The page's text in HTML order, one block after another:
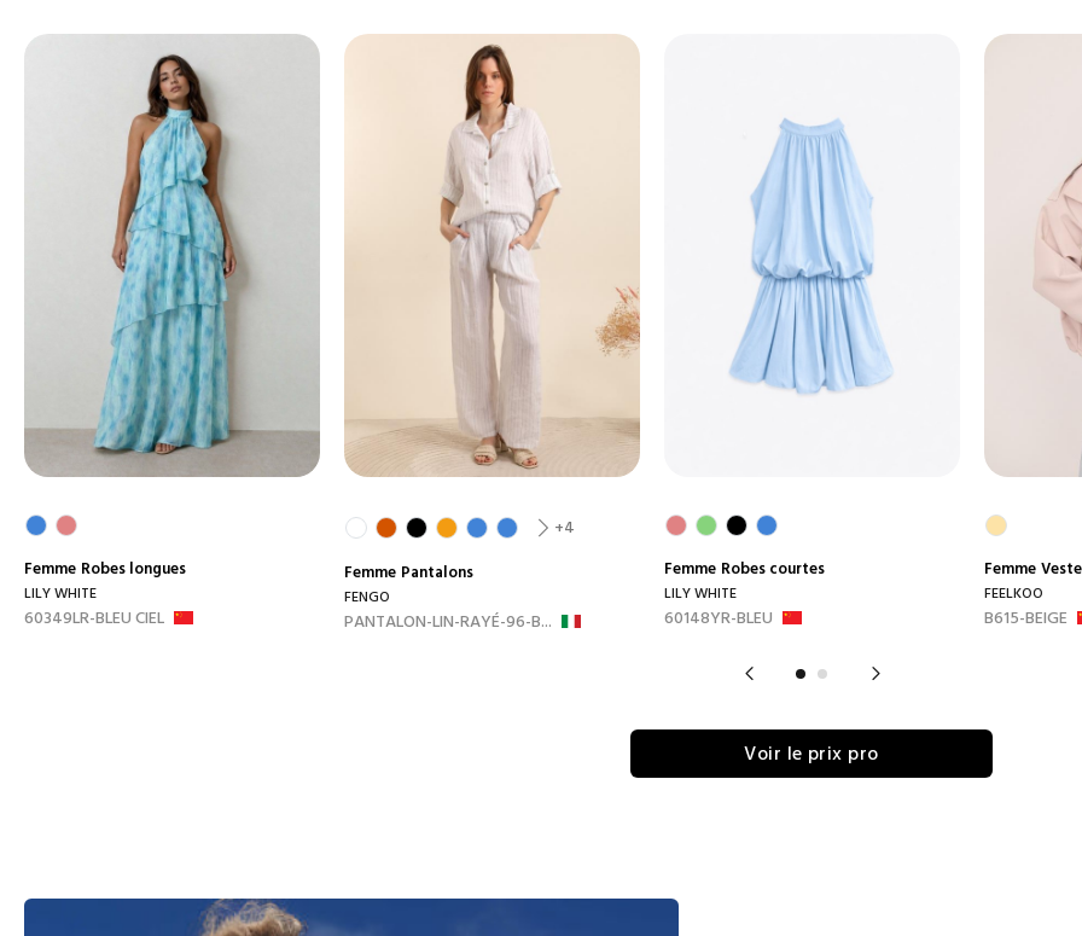
Femme Robes longues
LILY WHITE
60349LR-BLEU CIEL
+4
Femme Pantalons
FENGO
PANTALON-LIN-RAYÉ-96-B...
Femme Robes courtes
LILY WHITE
60148YR-BLEU
Femme
FEELKOO
B615-BEIGE
Voir le prix pro